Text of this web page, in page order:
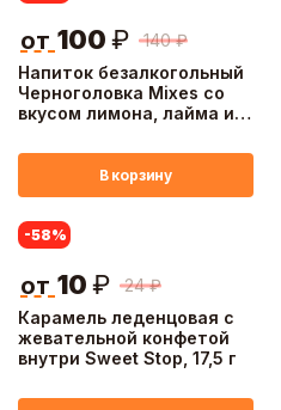
Напиток безалкогольный
Черноголовка Mixes со
вкусом лимона, лайма и
140 ₽
от 100 ₽
В корзину
Карамель леденцовая с
жевательной конфетой
внутри Sweet Stop, 17,5 г
-58%
24 ₽
от 10 ₽